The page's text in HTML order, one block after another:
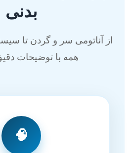
بدنی
از آناتومی سر و گردن تا
همه با توضیحات
🧠